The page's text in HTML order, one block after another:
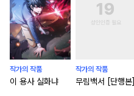
작가의 작품
이 용사 실화냐
작가의 작품
무림백서 [단행본]